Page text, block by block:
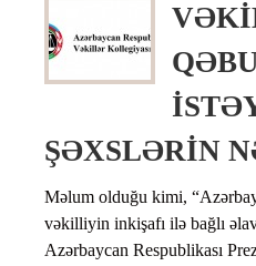
ŞƏXSLƏRİN
Məlum olduğu kimi,
vəkilliyin inkişafı ilə bağlı
Azərbaycan Respublikası